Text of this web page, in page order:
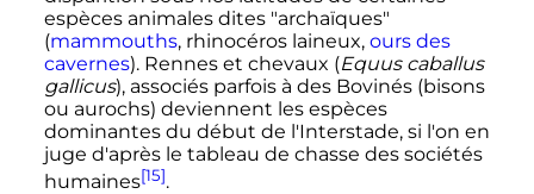
espèces animales dites "archaïques"
(mammouths, rhinocéros laineux, ours des
cavernes). Rennes et chevaux (Equus caballus
gallicus), associés parfois à des Bovinés (bisons
ou aurochs) deviennent les espèces
dominantes du début de l'Interstade, si l'on en
juge d'après le tableau de chasse des sociétés
humaines[15].